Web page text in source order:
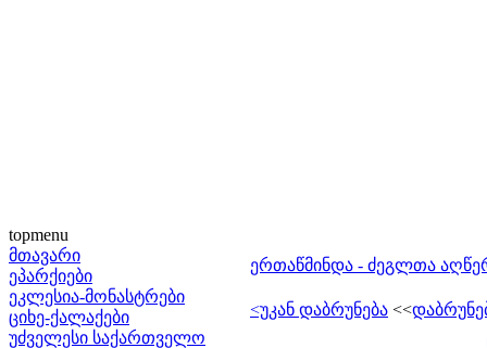
topmenu
მთავარი
ეპარქიები
ეკლესია-მონასტრები
ციხე-ქალაქები
უძველესი საქართველო
ერთაწმინდა - ძეგლთა
<უკან დაბრუნება <<